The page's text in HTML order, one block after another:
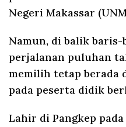
Negeri Makassar
Namun, di balik
perjalanan puluhan
memilih tetap berada
pada peserta didik
Lahir di Pangkep